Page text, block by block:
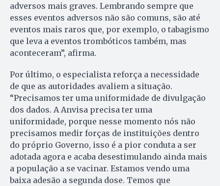
adversos mais graves. Lembrando sempre que
esses eventos adversos não são comuns, são até
eventos mais raros que, por exemplo, o tabagismo
que leva a eventos trombóticos também, mas
aconteceram”, afirma.
Por último, o especialista reforça a necessidade
de que as autoridades avaliem a situação.
“Precisamos ter uma uniformidade de divulgação
dos dados. A Anvisa precisa ter uma
uniformidade, porque nesse momento nós não
precisamos medir forças de instituições dentro
do próprio Governo, isso é a pior conduta a ser
adotada agora e acaba desestimulando ainda mais
a população a se vacinar. Estamos vendo uma
baixa adesão a segunda dose. Temos que